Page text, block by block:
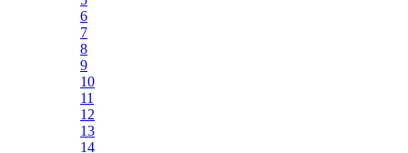
6
7
8
9
10
11
12
13
14